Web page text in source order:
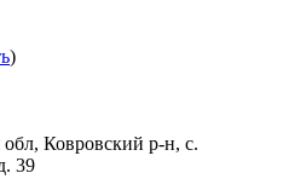
)
Ковровский р-н, с.
39